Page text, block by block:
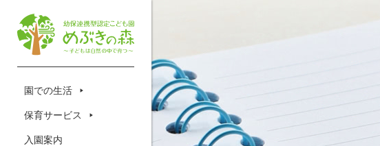
園での生活
保育サービス
入園案内